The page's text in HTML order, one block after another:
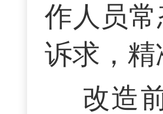
作人员
诉求，
改造